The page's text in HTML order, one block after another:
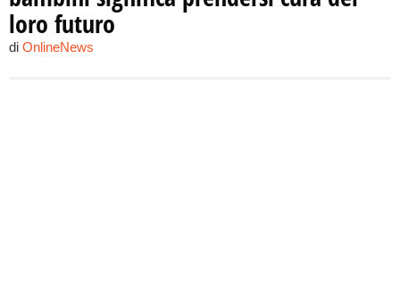
loro futuro
di OnlineNews